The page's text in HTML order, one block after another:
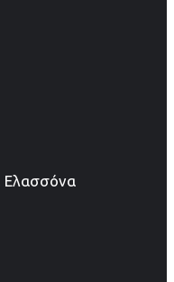
Ελασσόνα